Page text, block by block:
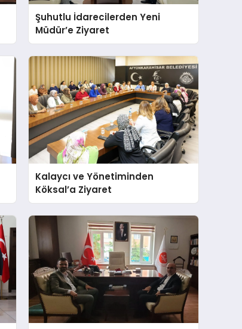
Şuhutlu İdarecilerden Yeni
Müdür’e Ziyaret
Kalaycı ve Yönetiminden
Köksal’a Ziyaret